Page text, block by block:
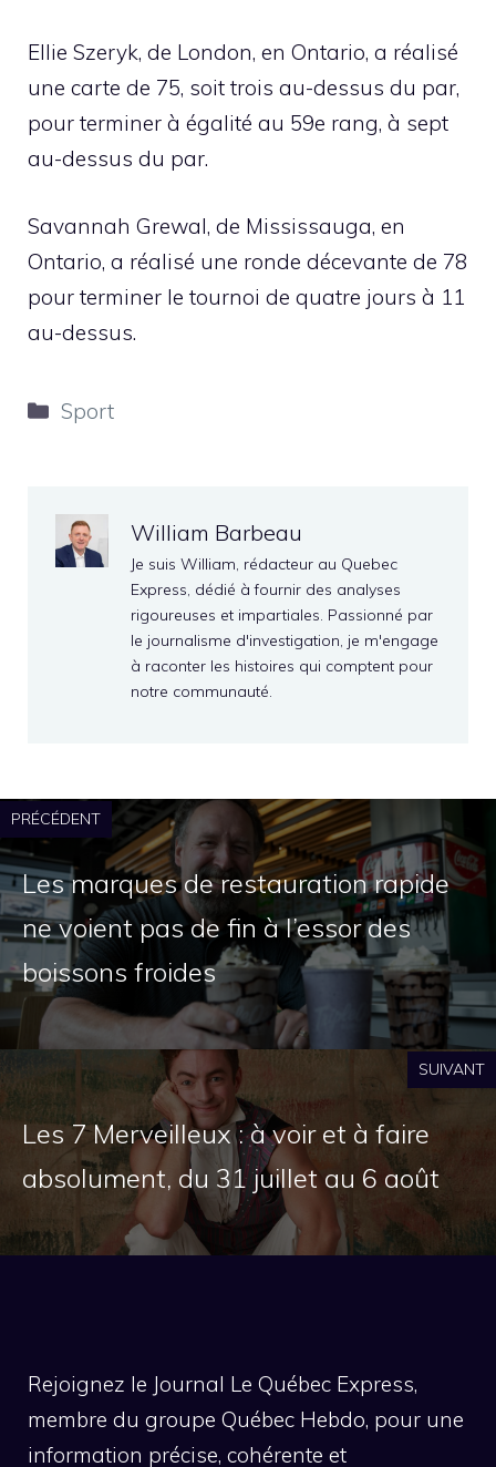
Ellie Szeryk, de London, en Ontario, a réalisé
une carte de 75, soit trois au-dessus du par,
pour terminer à égalité au 59e rang, à sept
au-dessus du par.
Savannah Grewal, de Mississauga, en
Ontario, a réalisé une ronde décevante de 78
pour terminer le tournoi de quatre jours à 11
au-dessus.
Catégories
Sport
William Barbeau
Je suis William, rédacteur au Quebec
Express, dédié à fournir des analyses
rigoureuses et impartiales. Passionné par
le journalisme d'investigation, je m'engage
à raconter les histoires qui comptent pour
notre communauté.
PRÉCÉDENT
Les marques de restauration rapide
ne voient pas de fin à l’essor des
boissons froides
SUIVANT
Les 7 Merveilleux : à voir et à faire
absolument, du 31 juillet au 6 août
Rejoignez le Journal Le Québec Express,
membre du groupe Québec Hebdo, pour une
information précise, cohérente et